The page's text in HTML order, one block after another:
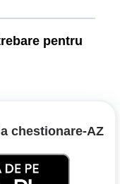
pentru
chestionare‑AZ